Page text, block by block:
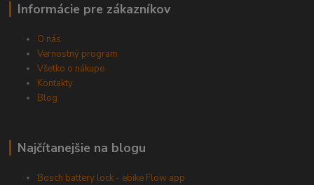
Informácie pre zákazníkov
O nás
Vernostný program
Všetko o nákupe
Kontakty
Blog
Najčítanejšie na blogu
Bosch battery lock - ebike Flow app